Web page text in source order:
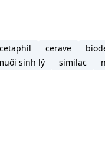
cetaphil cerave
sinh lý similac